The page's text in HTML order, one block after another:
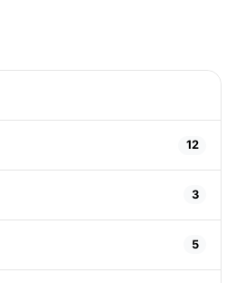
12
3
5